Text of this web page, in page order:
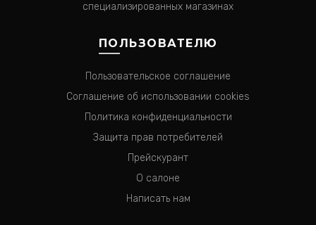
специализированных магазинах
ПОЛЬЗОВАТЕЛЮ
Пользовательское соглашение
Соглашение об использовании cookies
Политика конфиденциальности
Защита прав потребителей
Прейскурант
О салоне
Написать нам